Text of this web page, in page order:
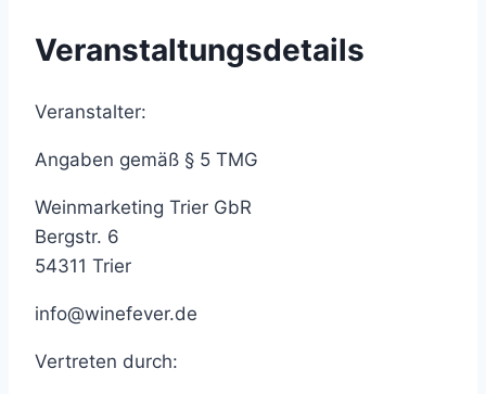
Veranstaltungsdetails
Veranstalter:
Angaben gemäß § 5 TMG
Weinmarketing Trier GbR
Bergstr. 6
54311 Trier
info@winefever.de
Vertreten durch: